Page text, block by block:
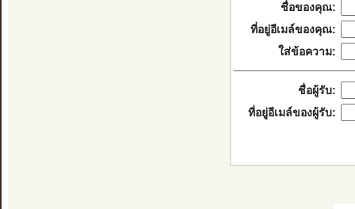
ชื่อของคุณ:
ที่อยู่อีเมล์ของคุณ:
ใส่ข้อความ:
ชื่อผู้รับ:
ที่อยู่อีเมล์ของผู้รับ: